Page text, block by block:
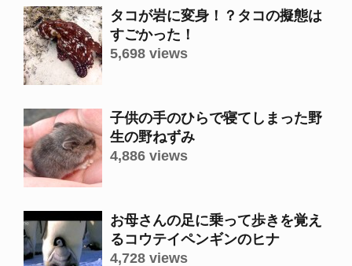
タコが岩に変身！？タコの擬態は
すごかった！
5,698 views
子供の手のひらで寝てしまった野
生の野ねずみ
4,886 views
お母さんの足に乗って歩きを覚え
るコウテイペンギンのヒナ
4,728 views